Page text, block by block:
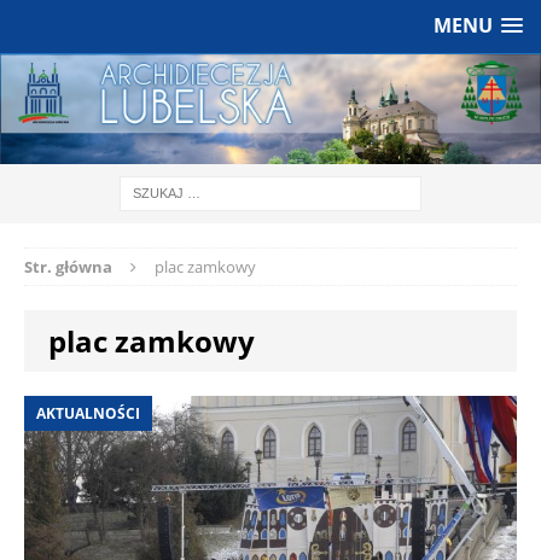
MENU
Str. główna plac zamkowy
plac zamkowy
AKTUALNOŚCI